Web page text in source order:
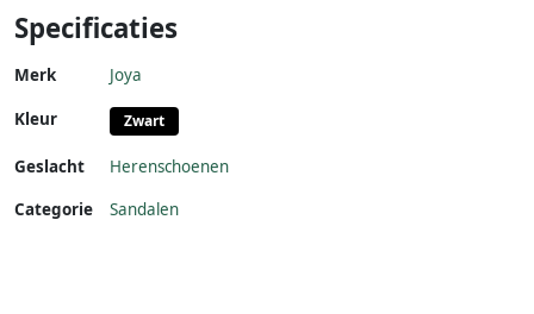
Specificaties
Merk Joya
Kleur Zwart
Geslacht
Herenschoenen
Categorie
Sandalen